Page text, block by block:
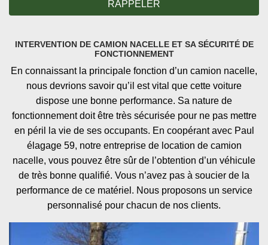
INTERVENTION DE CAMION NACELLE ET SA SÉCURITÉ DE
FONCTIONNEMENT
En connaissant la principale fonction d’un camion nacelle,
nous devrions savoir qu’il est vital que cette voiture
dispose une bonne performance. Sa nature de
fonctionnement doit être très sécurisée pour ne pas mettre
en péril la vie de ses occupants. En coopérant avec Paul
élagage 59, notre entreprise de location de camion
nacelle, vous pouvez être sûr de l’obtention d’un véhicule
de très bonne qualifié. Vous n’avez pas à soucier de la
performance de ce matériel. Nous proposons un service
personnalisé pour chacun de nos clients.